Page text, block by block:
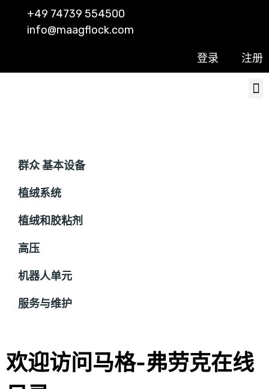
+49 74739 554500
info@maagflock.com
登录 注册
群众 基本设备
植绒系统
植绒和胶粘剂
高压
机器人单元
服务与维护
欢迎访问马格-弗劳克在线